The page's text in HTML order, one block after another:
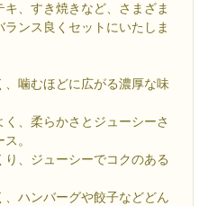
、すき焼きなど、さまざま
ンス良くセットにいたしま
噛むほどに広がる濃厚な味
、柔らかさとジューシーさ
。
、ジューシーでコクのある
ハンバーグや餃子などどん